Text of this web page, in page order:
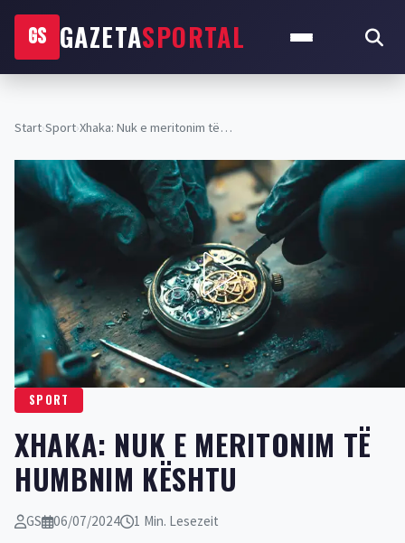
GS GAZETASPORTAL
Start›Sport›​Xhaka: Nuk e meritonim të…
SPORT
​XHAKA: NUK E MERITONIM TË
HUMBNIM KËSHTU
GS 06/07/2024 1 Min. Lesezeit